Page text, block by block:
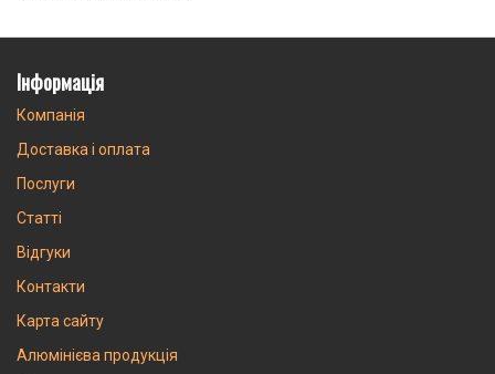
Інформація
Компанія
Доставка і оплата
Послуги
Статті
Відгуки
Контакти
Карта сайту
Алюмінієва продукція